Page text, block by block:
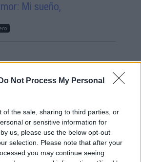
Do Not Process My Personal
of the sale, sharing to third parties, or
or sensitive information for
us, please use the below opt-out
selection. Please note that after your
you may continue seeing
Mi sueño,
MAS VISTAS
| L A I.A. Y SUS CONSECUENCIAS
| SALUD,CONSUMO, BIENESTAR